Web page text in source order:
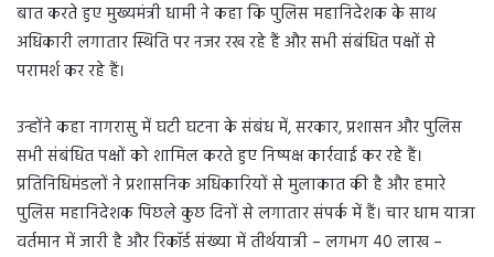
बात करते हुए मुख्यमंत्री धामी ने कहा कि पुलिस महानिदेशक के साथ
अधिकारी लगातार स्थिति पर नजर रख रहे हैं और सभी संबंधित पक्षों से
परामर्श कर रहे हैं।
उन्होंने कहा नागरासु में घटी घटना के संबंध में, सरकार, प्रशासन और पुलिस
सभी संबंधित पक्षों को शामिल करते हुए निष्पक्ष कार्रवाई कर रहे हैं।
प्रतिनिधिमंडलों ने प्रशासनिक अधिकारियों से मुलाकात की है और हमारे
पुलिस महानिदेशक पिछले कुछ दिनों से लगातार संपर्क में हैं। चार धाम यात्रा
वर्तमान में जारी है और रिकॉर्ड संख्या में तीर्थयात्री – लगभग 40 लाख –